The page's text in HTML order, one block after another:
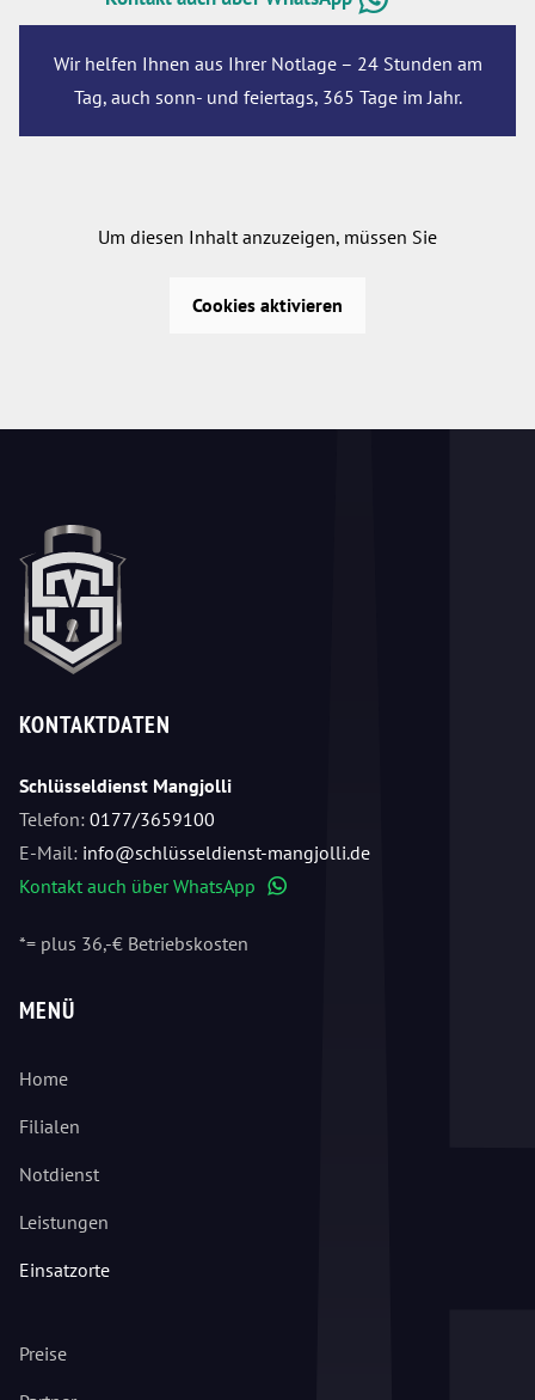
Wir helfen Ihnen aus Ihrer Notlage – 24 Stunden am
Tag, auch sonn- und feiertags, 365 Tage im Jahr.
Um diesen Inhalt anzuzeigen, müssen Sie
Cookies aktivieren
KONTAKTDATEN
Schlüsseldienst Mangjolli
Telefon: 0177/3659100
E-Mail: info@schlüsseldienst-mangjolli.de
Kontakt auch über WhatsApp
*= plus 36,-€ Betriebskosten
MENÜ
Home
Filialen
Notdienst
Leistungen
Einsatzorte
Preise